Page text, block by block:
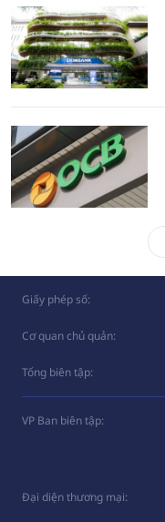
Giấy phép số:
Cơ quan chủ quản:
Tổng biên tập:
VP Ban biên tập:
Đại diện thương mại: